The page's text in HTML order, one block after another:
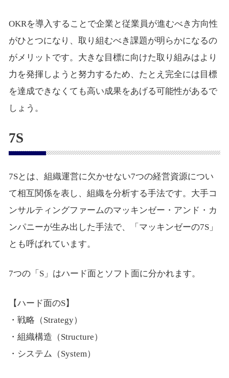
OKRを導入することで企業と従業員が進むべき方向性
がひとつになり、取り組むべき課題が明らかになるの
がメリットです。大きな目標に向けた取り組みはより
力を発揮しようと努力するため、たとえ完全には目標
を達成できなくても高い成果をあげる可能性があるで
しょう。
7S
7Sとは、組織運営に欠かせない7つの経営資源につい
て相互関係を表し、組織を分析する手法です。大手コ
ンサルティングファームのマッキンゼー・アンド・カ
ンパニーが生み出した手法で、「マッキンゼーの7S」
とも呼ばれています。
7つの「S」はハード面とソフト面に分かれます。
【ハード面のS】
・戦略（Strategy）
・組織構造（Structure）
・システム（System）